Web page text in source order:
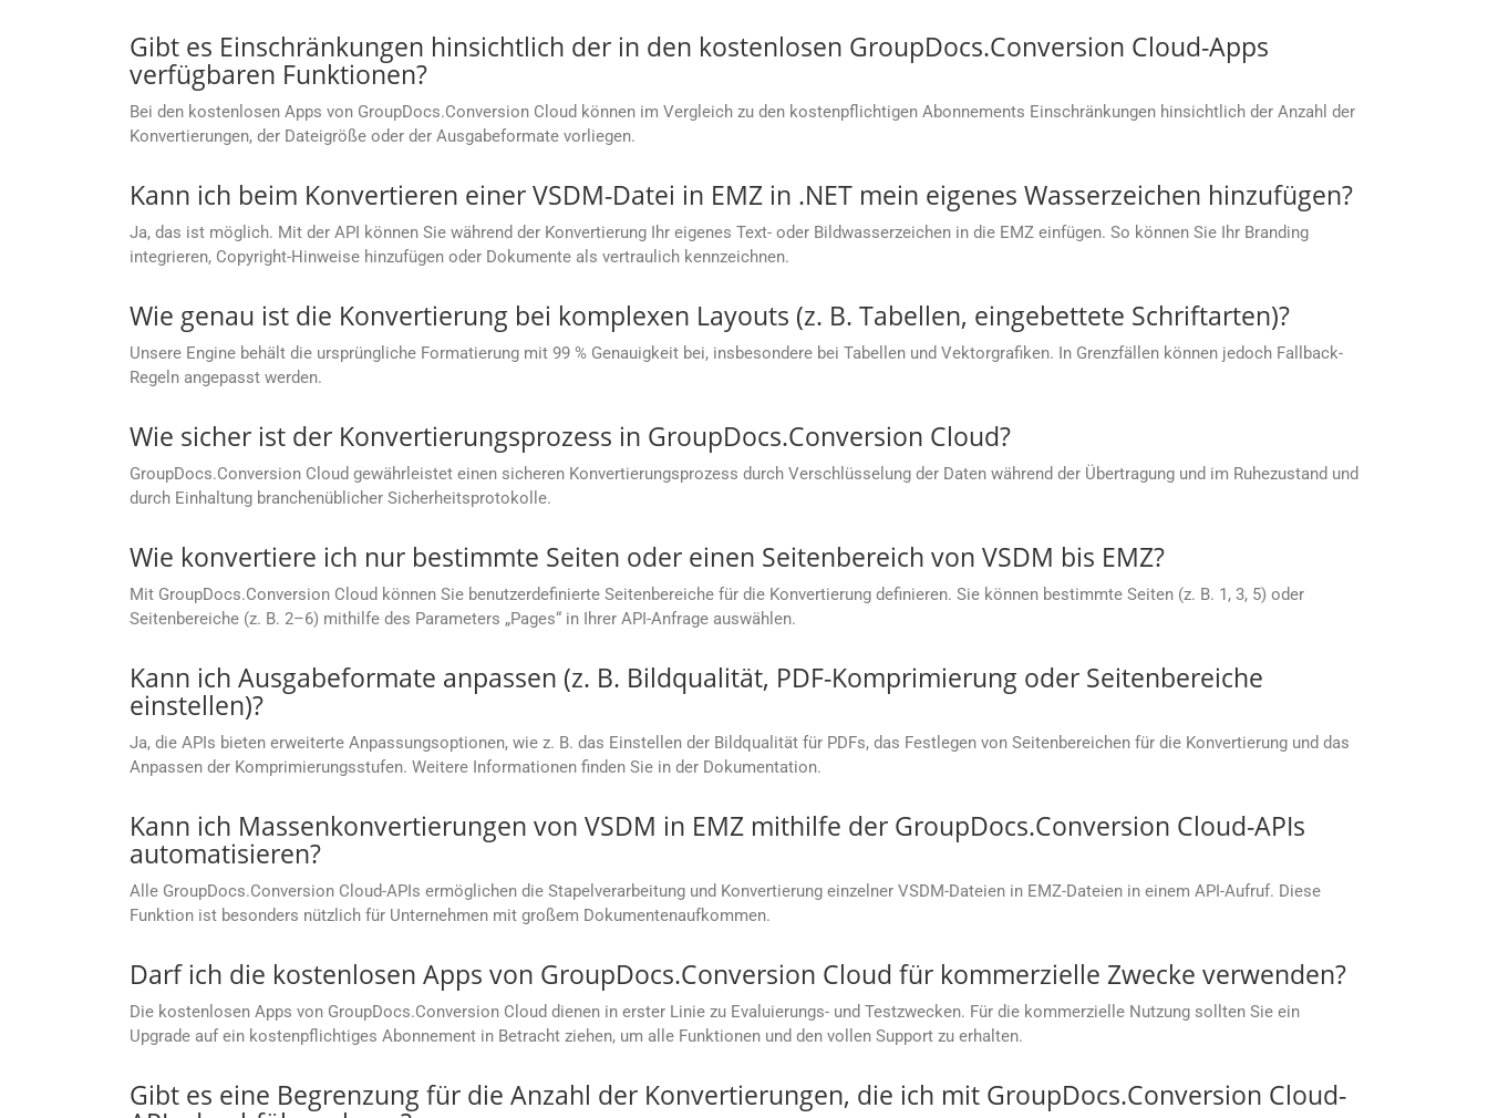
Gibt es Einschränkungen hinsichtlich der in den kostenlosen GroupDocs.Conversion Cloud-Apps
verfügbaren Funktionen?
Bei den kostenlosen Apps von GroupDocs.Conversion Cloud können im Vergleich zu den kostenpflichtigen Abonnements Einschränkungen hinsichtlich der Anzahl der
Konvertierungen, der Dateigröße oder der Ausgabeformate vorliegen.
Kann ich beim Konvertieren einer VSDM-Datei in EMZ in .NET mein eigenes Wasserzeichen hinzufügen?
Ja, das ist möglich. Mit der API können Sie während der Konvertierung Ihr eigenes Text- oder Bildwasserzeichen in die EMZ einfügen. So können Sie Ihr Branding
integrieren, Copyright-Hinweise hinzufügen oder Dokumente als vertraulich kennzeichnen.
Wie genau ist die Konvertierung bei komplexen Layouts (z. B. Tabellen, eingebettete Schriftarten)?
Unsere Engine behält die ursprüngliche Formatierung mit 99 % Genauigkeit bei, insbesondere bei Tabellen und Vektorgrafiken. In Grenzfällen können jedoch Fallback-
Regeln angepasst werden.
Wie sicher ist der Konvertierungsprozess in GroupDocs.Conversion Cloud?
GroupDocs.Conversion Cloud gewährleistet einen sicheren Konvertierungsprozess durch Verschlüsselung der Daten während der Übertragung und im Ruhezustand und
durch Einhaltung branchenüblicher Sicherheitsprotokolle.
Wie konvertiere ich nur bestimmte Seiten oder einen Seitenbereich von VSDM bis EMZ?
Mit GroupDocs.Conversion Cloud können Sie benutzerdefinierte Seitenbereiche für die Konvertierung definieren. Sie können bestimmte Seiten (z. B. 1, 3, 5) oder
Seitenbereiche (z. B. 2–6) mithilfe des Parameters „Pages“ in Ihrer API-Anfrage auswählen.
Kann ich Ausgabeformate anpassen (z. B. Bildqualität, PDF-Komprimierung oder Seitenbereiche
einstellen)?
Ja, die APIs bieten erweiterte Anpassungsoptionen, wie z. B. das Einstellen der Bildqualität für PDFs, das Festlegen von Seitenbereichen für die Konvertierung und das
Anpassen der Komprimierungsstufen. Weitere Informationen finden Sie in der Dokumentation.
Kann ich Massenkonvertierungen von VSDM in EMZ mithilfe der GroupDocs.Conversion Cloud-APIs
automatisieren?
Alle GroupDocs.Conversion Cloud-APIs ermöglichen die Stapelverarbeitung und Konvertierung einzelner VSDM-Dateien in EMZ-Dateien in einem API-Aufruf. Diese
Funktion ist besonders nützlich für Unternehmen mit großem Dokumentenaufkommen.
Darf ich die kostenlosen Apps von GroupDocs.Conversion Cloud für kommerzielle Zwecke verwenden?
Die kostenlosen Apps von GroupDocs.Conversion Cloud dienen in erster Linie zu Evaluierungs- und Testzwecken. Für die kommerzielle Nutzung sollten Sie ein
Upgrade auf ein kostenpflichtiges Abonnement in Betracht ziehen, um alle Funktionen und den vollen Support zu erhalten.
Gibt es eine Begrenzung für die Anzahl der Konvertierungen, die ich mit GroupDocs.Conversion Cloud-